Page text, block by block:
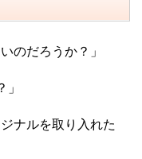
のだろうか？」
ナルを取り入れた